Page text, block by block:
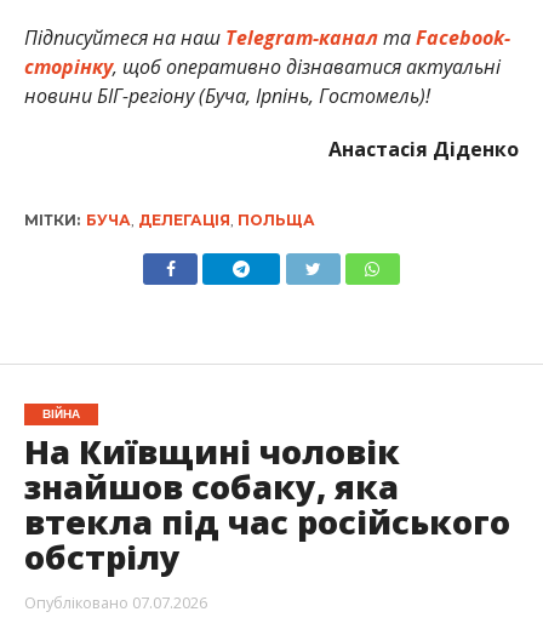
Підписуйтеся на наш Telegram-каналтаFacebook-
сторінку, щоб оперативно дізнаватися актуальні
новини БІГ-регіону (Буча, Ірпінь, Гостомель)!
Анастасія Діденко
МІТКИ: БУЧА, ДЕЛЕГАЦІЯ, ПОЛЬЩА
ВІЙНА
На Київщині чоловік
знайшов собаку, яка
втекла під час російського
обстрілу
Опубліковано 07.07.2026